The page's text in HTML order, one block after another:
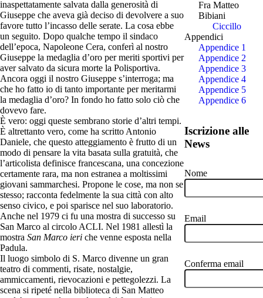
inaspettatamente salvata dalla generosità di
Giuseppe che aveva già deciso di devolvere a suo
favore tutto l’incasso delle serate. La cosa ebbe
un seguito. Dopo qualche tempo il sindaco
dell’epoca, Napoleone Cera, conferì al nostro
Giuseppe la medaglia d’oro per meriti sportivi per
aver salvato da sicura morte la Polisportiva.
Ancora oggi il nostro Giuseppe s’interroga; ma
che ho fatto io di tanto importante per meritarmi
la medaglia d’oro? In fondo ho fatto solo ciò che
dovevo fare.
È vero: oggi queste sembrano storie d’altri tempi.
È altrettanto vero, come ha scritto Antonio
Daniele, che questo atteggiamento è frutto di un
modo di pensare la vita basata sulla gratuità, che
l’articolista definisce francescana, una concezione
certamente rara, ma non estranea a moltissimi
giovani sammarchesi. Propone le cose, ma non se
stesso; racconta fedelmente la sua città con alto
senso civico, e poi sparisce nel suo laboratorio.
Anche nel 1979 ci fu una mostra di successo su
San Marco al circolo ACLI. Nel 1981 allestì la
mostra San Marco ieri che venne esposta nella
Padula.
Il luogo simbolo di S. Marco divenne un gran
teatro di commenti, risate, nostalgie,
ammiccamenti, rievocazioni e pettegolezzi. La
scena si ripeté nella biblioteca di San Matteo
Fra Matteo
Bibiani
Ciccillo
Appendici
Appendice 1
Appendice 2
Appendice 3
Appendice 4
Appendice 5
Appendice 6
Iscrizione alle
News
Nome
Email
Conferma email